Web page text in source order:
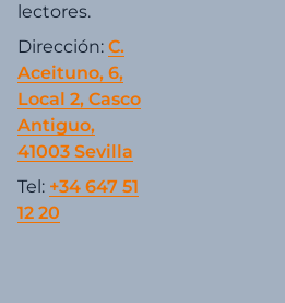
lectores.
Dirección: C.
Aceituno, 6,
Local 2, Casco
Antiguo,
41003 Sevilla
Tel: +34 647 51
12 20